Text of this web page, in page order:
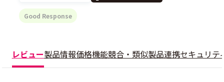
Good Response
レビュー製品情報価格機能競合・類似製品連携セキュリテ